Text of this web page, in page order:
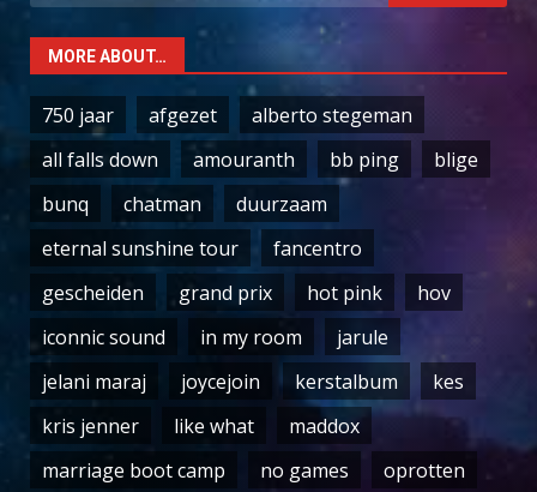
MORE ABOUT…
750 jaar afgezet
alberto stegeman
all falls down
amouranth bb ping
blige
bunq
chatman
duurzaam
eternal sunshine tour
fancentro
gescheiden
grand prix hot pink
hov
iconnic sound
in my room
jarule
jelani maraj
joycejoin kerstalbum
kes
kris jenner
like what
maddox
marriage boot camp
no games oprotten